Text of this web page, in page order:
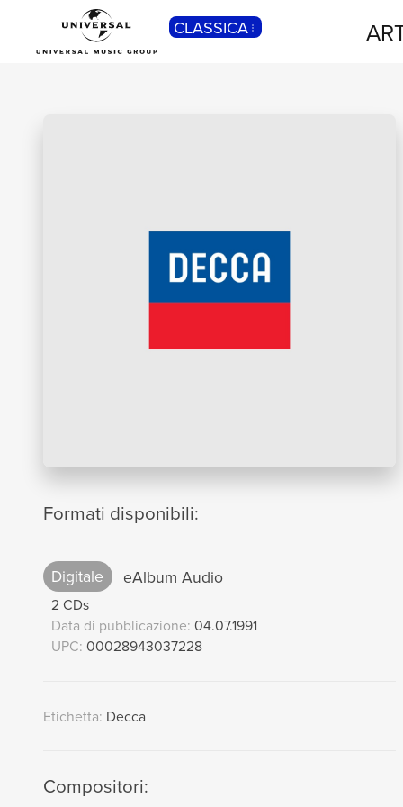
CLASSICA
Formati disponibili:
Digitale eAlbum Audio
2 CDs
Data di pubblicazione: 04.07.1991
UPC: 00028943037228
Etichetta: Decca
Compositori:
POP